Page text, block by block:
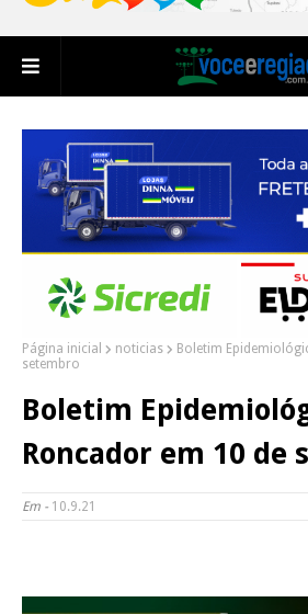
Página inicial noticias
Boletim
setembro
Boletim
Roncador em 10 de
Em - 10.9.21